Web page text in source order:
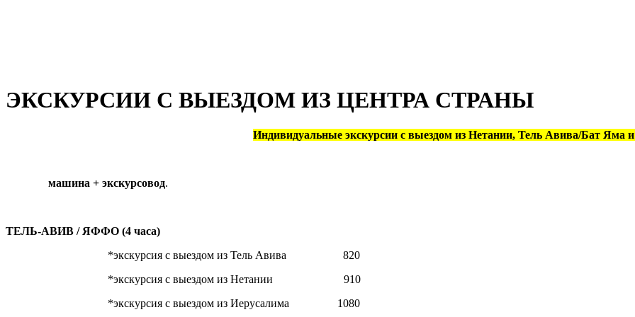
ЭКСКУРСИИ С ВЫЕЗДОМ ИЗ ЦЕНТРА СТРАНЫ
Индивидуальные экскурсии с выездом из Нетании, Тель Авива/Бат Яма
машина + экскурсовод.
ТЕЛЬ-АВИВ / ЯФФО (4 часа)
*экскурсия с выездом из Тель Авива
820
*экскурсия с выездом из Нетании
910
*экскурсия с выездом из Иерусалима
1080